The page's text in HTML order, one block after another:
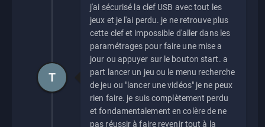
j'ai sécurisé la clef USB avec tout les
jeux et je l'ai perdu. je ne retrouve plus
cette clef et impossible d'aller dans les
paramétrages pour faire une mise a
jour ou appuyer sur le bouton start. a
part lancer un jeu ou le menu recherche
de jeu ou "lancer une vidéos" je ne peux
rien faire. je suis complètement perdu
et fondamentalement en colère de ne
pas réussir à faire revenir tout à la
T